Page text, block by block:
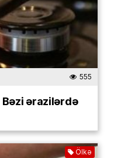
555
Bəzi ərazilərdə
Ölkə